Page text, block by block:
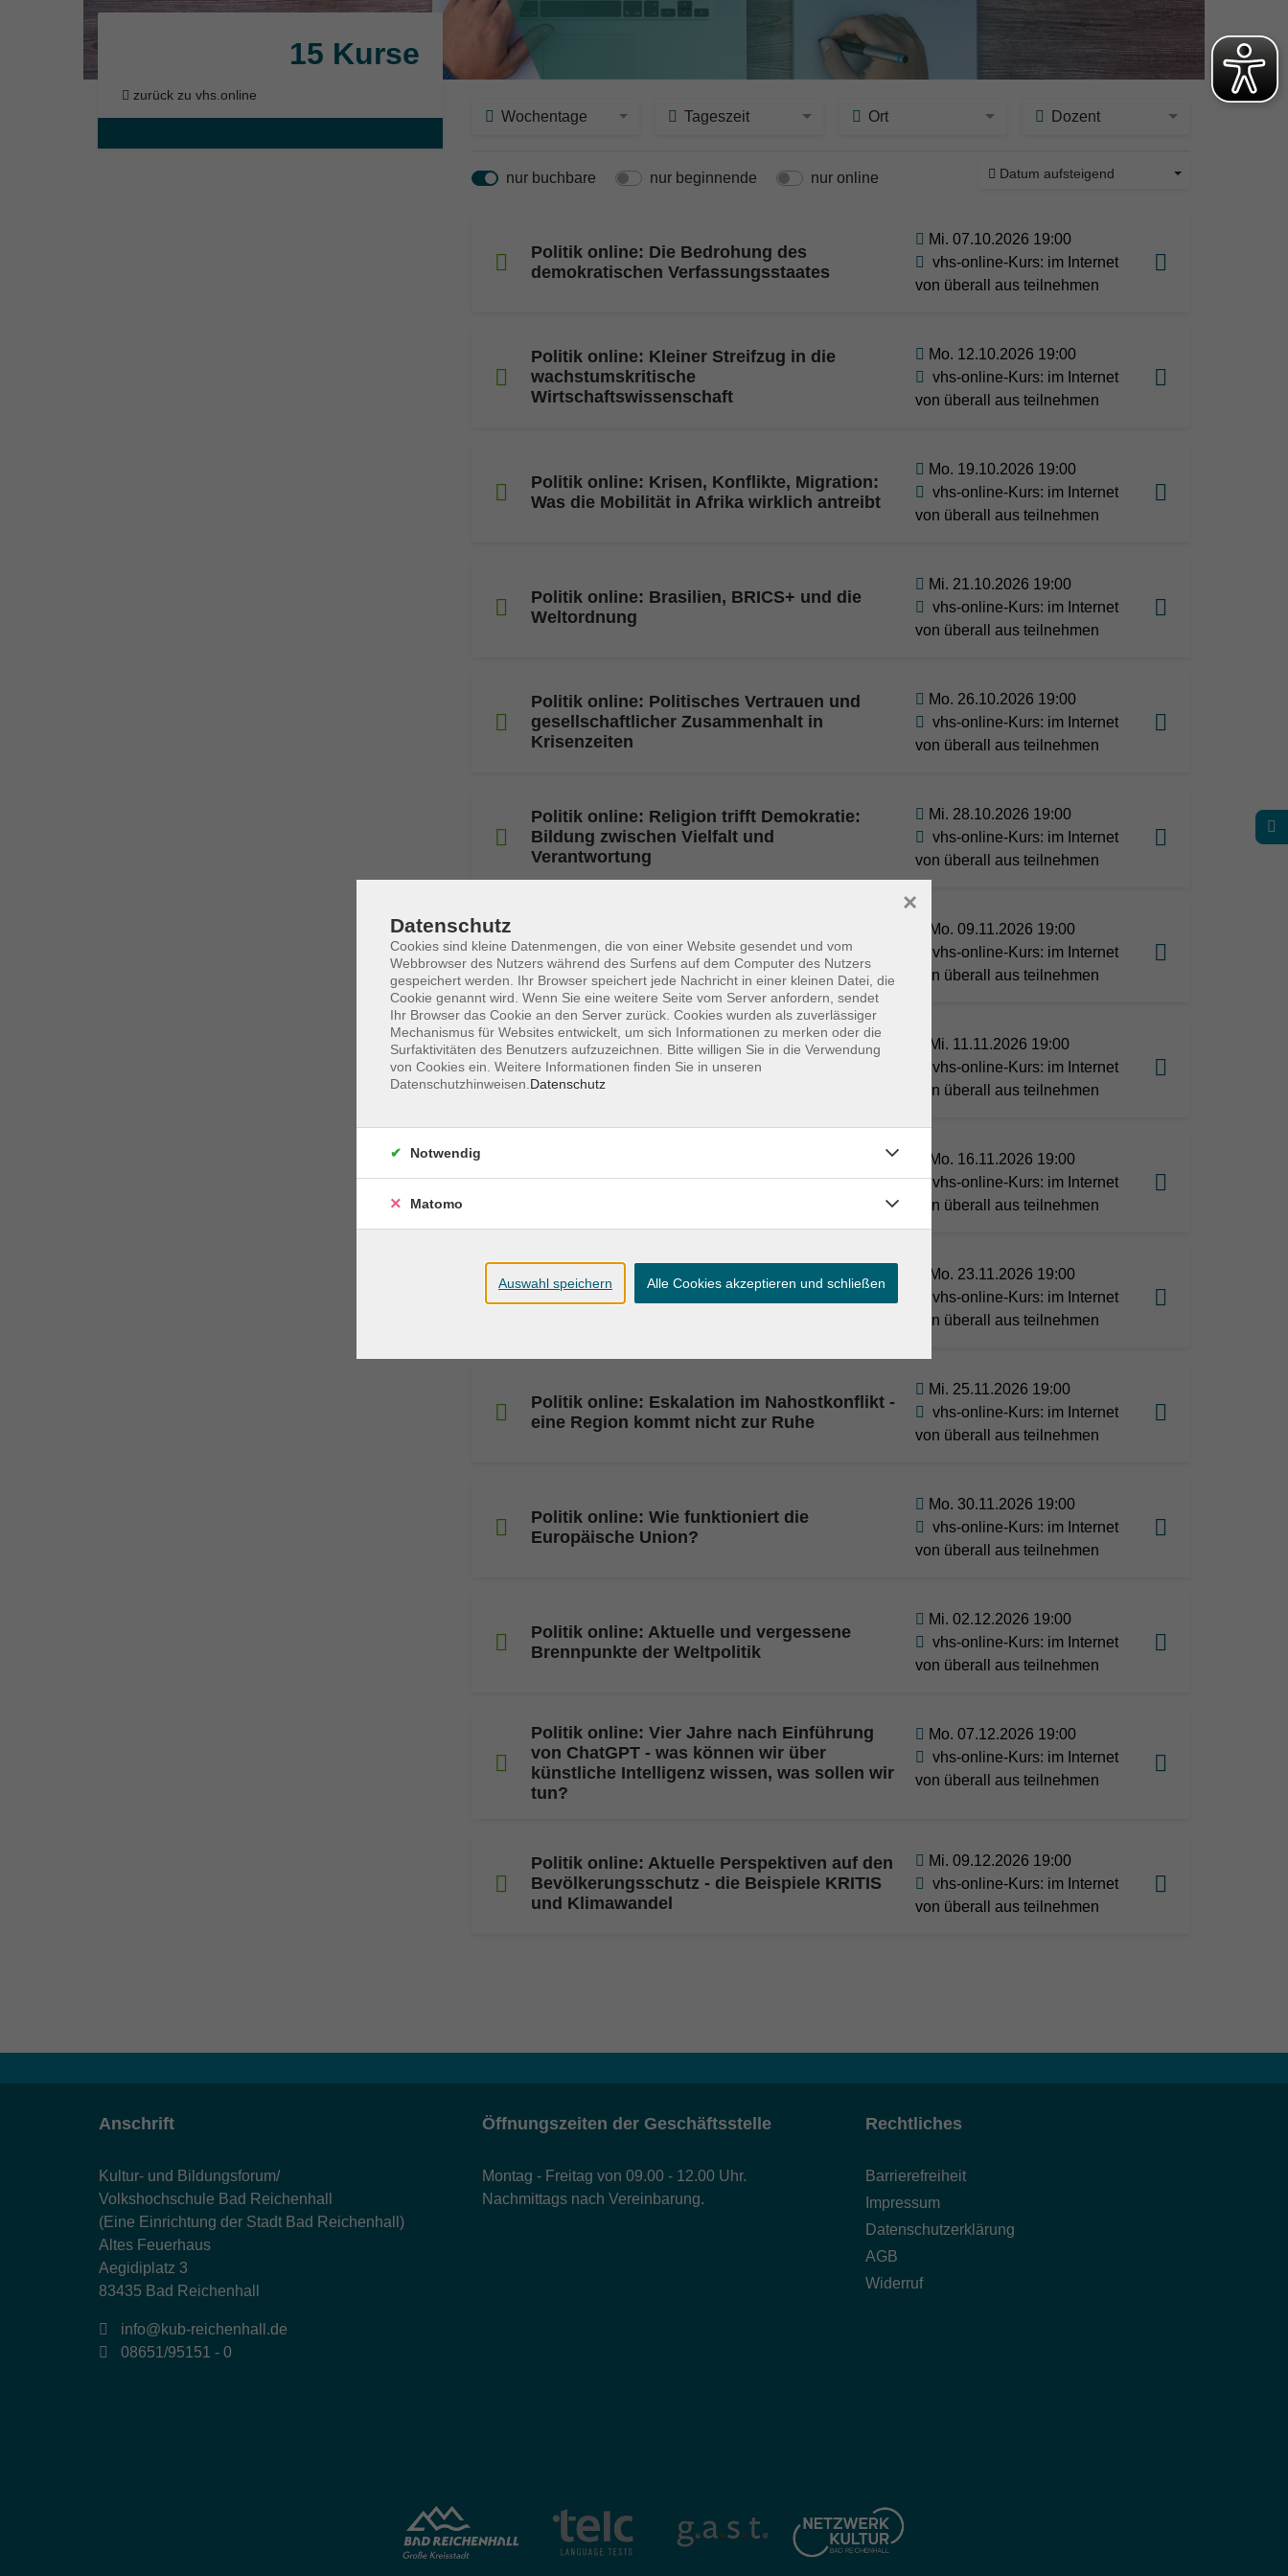
15 Kurse
zurück zu vhs.online
Wochentage Tageszeit Ort Dozent
nur buchbare nur beginnende nur online Datum aufsteigend
Politik online: Die Bedrohung des
demokratischen Verfassungsstaates
Mi. 07.10.2026 19:00
vhs-online-Kurs: im Internet
von überall aus teilnehmen
Politik online: Kleiner Streifzug in die
wachstumskritische
Wirtschaftswissenschaft
Mo. 12.10.2026 19:00
vhs-online-Kurs: im Internet
von überall aus teilnehmen
Politik online: Krisen, Konflikte, Migration:
Was die Mobilität in Afrika wirklich antreibt
Mo. 19.10.2026 19:00
vhs-online-Kurs: im Internet
von überall aus teilnehmen
Politik online: Brasilien, BRICS+ und die
Weltordnung
Mi. 21.10.2026 19:00
vhs-online-Kurs: im Internet
von überall aus teilnehmen
Politik online: Politisches Vertrauen und
gesellschaftlicher Zusammenhalt in
Krisenzeiten
Mo. 26.10.2026 19:00
vhs-online-Kurs: im Internet
von überall aus teilnehmen
Politik online: Religion trifft Demokratie:
Bildung zwischen Vielfalt und
Verantwortung
Mi. 28.10.2026 19:00
vhs-online-Kurs: im Internet
von überall aus teilnehmen
Ausnahmezustand: Unterdrückung,
Widerstand und Krieg
Mo. 09.11.2026 19:00
vhs-online-Kurs: im Internet
von überall aus teilnehmen
Politik online: Fakt oder Fake - Wie man
Desinformation erkennen kann
Mi. 11.11.2026 19:00
vhs-online-Kurs: im Internet
von überall aus teilnehmen
Leibfotograf Heinrich Hoffmann und die
Mo. 16.11.2026 19:00
vhs-online-Kurs: im Internet
von überall aus teilnehmen
Politik online: Insights Russia - Einblicke in
ein fremd gewordenes Land
Mo. 23.11.2026 19:00
vhs-online-Kurs: im Internet
von überall aus teilnehmen
Politik online: Eskalation im Nahostkonflikt -
eine Region kommt nicht zur Ruhe
Mi. 25.11.2026 19:00
vhs-online-Kurs: im Internet
von überall aus teilnehmen
Politik online: Wie funktioniert die
Europäische Union?
Mo. 30.11.2026 19:00
vhs-online-Kurs: im Internet
von überall aus teilnehmen
Politik online: Aktuelle und vergessene
Brennpunkte der Weltpolitik
Mi. 02.12.2026 19:00
vhs-online-Kurs: im Internet
von überall aus teilnehmen
Politik online: Vier Jahre nach Einführung
von ChatGPT - was können wir über
künstliche Intelligenz wissen, was sollen wir
tun?
Mo. 07.12.2026 19:00
vhs-online-Kurs: im Internet
von überall aus teilnehmen
Politik online: Aktuelle Perspektiven auf den
Bevölkerungsschutz - die Beispiele KRITIS
und Klimawandel
Mi. 09.12.2026 19:00
vhs-online-Kurs: im Internet
von überall aus teilnehmen
Anschrift
Kultur- und Bildungsforum/
Volkshochschule Bad Reichenhall
(Eine Einrichtung der Stadt Bad Reichenhall)
Altes Feuerhaus
Aegidiplatz 3
83435 Bad Reichenhall
info@kub-reichenhall.de
08651/95151 - 0
Öffnungszeiten der Geschäftsstelle
Montag - Freitag von 09.00 - 12.00 Uhr.
Nachmittags nach Vereinbarung.
Rechtliches
Barrierefreiheit
Impressum
Datenschutzerklärung
AGB
Widerruf
Datenschutz
Cookies sind kleine Datenmengen, die von einer Website gesendet und vom
Webbrowser des Nutzers während des Surfens auf dem Computer des Nutzers
gespeichert werden. Ihr Browser speichert jede Nachricht in einer kleinen Datei, die
Cookie genannt wird. Wenn Sie eine weitere Seite vom Server anfordern, sendet
Ihr Browser das Cookie an den Server zurück. Cookies wurden als zuverlässiger
Mechanismus für Websites entwickelt, um sich Informationen zu merken oder die
Surfaktivitäten des Benutzers aufzuzeichnen. Bitte willigen Sie in die Verwendung
von Cookies ein. Weitere Informationen finden Sie in unseren
Datenschutzhinweisen. Datenschutz
×
Notwendig
Matomo
Auswahl speichern Alle Cookies akzeptieren und schließen